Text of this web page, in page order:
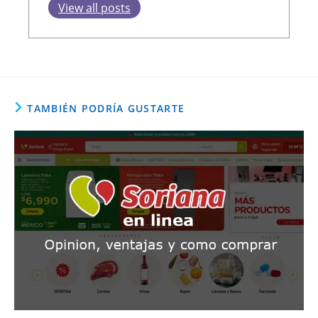
View all posts
TAMBIÉN PODRÍA GUSTARTE